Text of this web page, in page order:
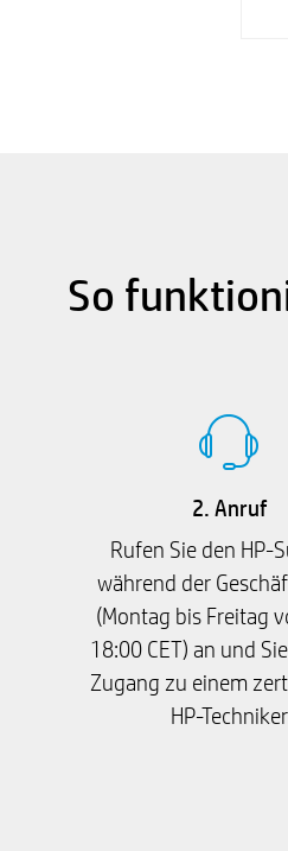
So
2. Anruf
Rufen Sie den HP-
während der
(Montag bis Freitag
18:00 CET) an und
Zugang zu einem
HP-Techniker